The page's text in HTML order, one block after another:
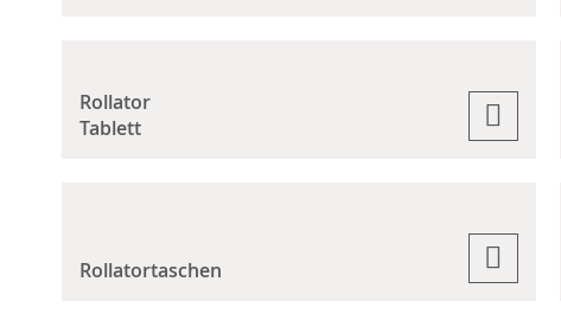
Rollator
Tablett
Rollatortaschen